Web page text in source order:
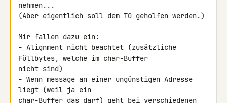
nehmen...
(Aber eigentlich soll dem TO geholfen werden.)
Mir fallen dazu ein:
- Alignment nicht beachtet (zusätzliche
Füllbytes, welche im char-Buffer
nicht sind)
- Wenn message an einer ungünstigen Adresse
liegt (weil ja ein
char-Buffer das darf) geht bei verschiedenen